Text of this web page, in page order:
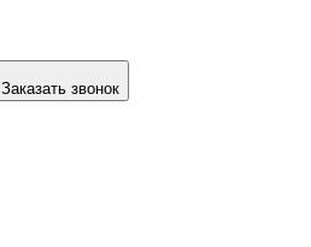
Заказать звонок